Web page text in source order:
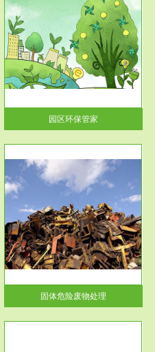
园区环保管家
固体危险废物处理